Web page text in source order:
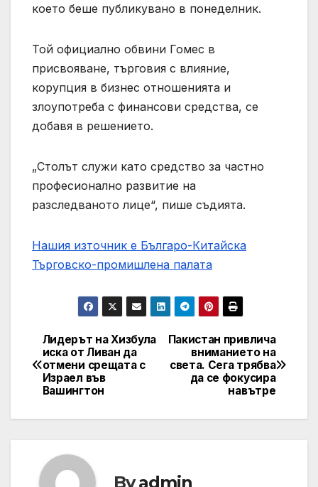
което беше публикувано в понеделник.
Той официално обвини Гомес в
присвояване, търговия с влияние,
корупция в бизнес отношенията и
злоупотреба с финансови средства, се
добавя в решението.
„Столът служи като средство за частно
професионално развитие на
разследваното лице“, пише съдията.
Нашия източник е Българо-Китайска
Търговско-промишлена палaта
Post
navigation
Пакистан привлича
вниманието на
света. Сега трябва
да се фокусира
навътре
Лидерът на Хизбула
иска от Ливан да
отмени срещата с
Израел във
Вашингтон
Byadmin